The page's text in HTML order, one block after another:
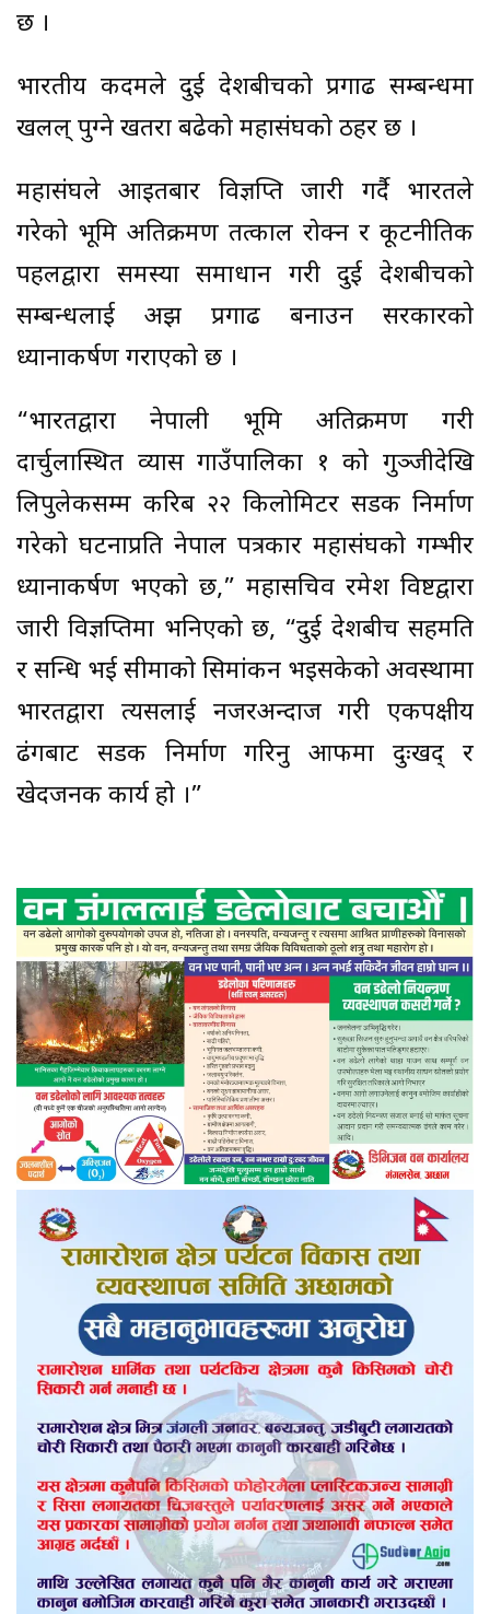
छ ।
भारतीय कदमले दुई देशबीचको प्रगाढ सम्बन्धमा
खलल् पुग्ने खतरा बढेको महासंघको ठहर छ ।
महासंघले आइतबार विज्ञप्ति जारी गर्दै भारतले
गरेको भूमि अतिक्रमण तत्काल रोक्न र कूटनीतिक
पहलद्वारा समस्या समाधान गरी दुई देशबीचको
सम्बन्धलाई अझ प्रगाढ बनाउन सरकारको
ध्यानाकर्षण गराएको छ ।
“भारतद्वारा नेपाली भूमि अतिक्रमण गरी
दार्चुलास्थित व्यास गाउँपालिका १ को गुञ्जीदेखि
लिपुलेकसम्म करिब २२ किलोमिटर सडक निर्माण
गरेको घटनाप्रति नेपाल पत्रकार महासंघको गम्भीर
ध्यानाकर्षण भएको छ,” महासचिव रमेश विष्टद्वारा
जारी विज्ञप्तिमा भनिएको छ, “दुई देशबीच सहमति
र सन्धि भई सीमाको सिमांकन भइसकेको अवस्थामा
भारतद्वारा त्यसलाई नजरअन्दाज गरी एकपक्षीय
ढंगबाट सडक निर्माण गरिनु आफैंमा दुःखद् र
खेदजनक कार्य हो ।”